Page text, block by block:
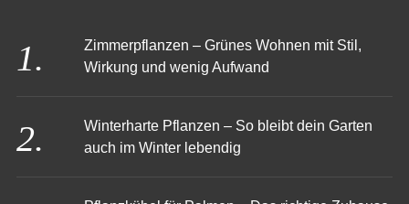
Zimmerpflanzen – Grünes Wohnen mit Stil,
Wirkung und wenig Aufwand
Winterharte Pflanzen – So bleibt dein Garten
auch im Winter lebendig